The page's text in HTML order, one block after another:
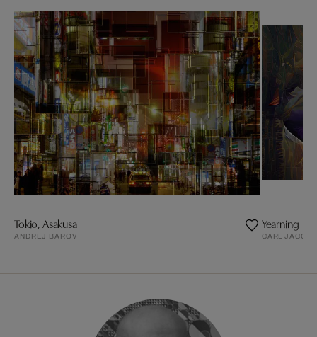
Tokio, Asakusa
ANDREJ BAROV
Yearning
CARL